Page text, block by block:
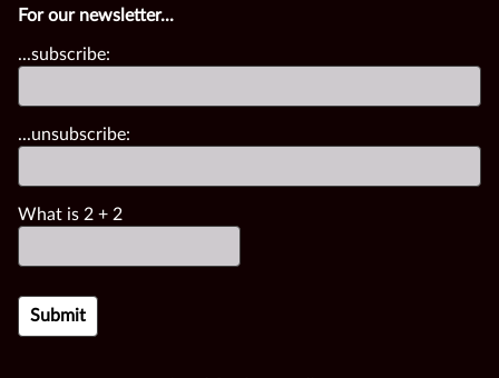
For our newsletter...
...subscribe:
...unsubscribe:
What is 2 + 2